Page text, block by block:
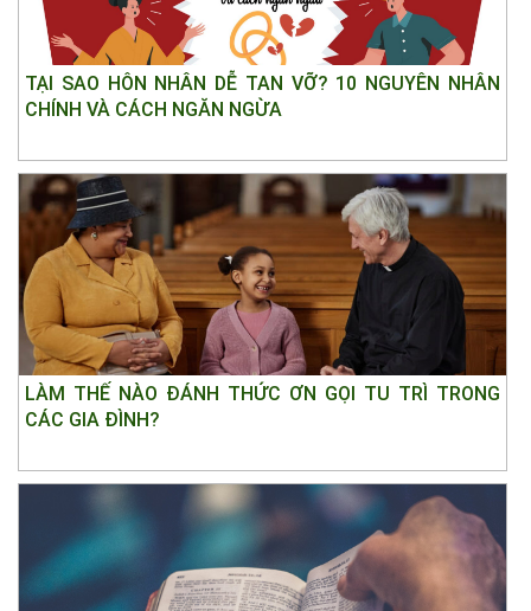
TẠI SAO HÔN NHÂN DỄ TAN VỠ? 10 NGUYÊN NHÂN
CHÍNH VÀ CÁCH NGĂN NGỪA
LÀM THẾ NÀO ĐÁNH THỨC ƠN GỌI TU TRÌ TRONG
CÁC GIA ĐÌNH?